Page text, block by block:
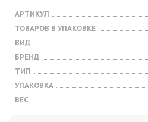
АРТИКУЛ
ТОВАРОВ В УПАКОВКЕ
ВИД
БРЕНД
ТИП
УПАКОВКА
ВЕС